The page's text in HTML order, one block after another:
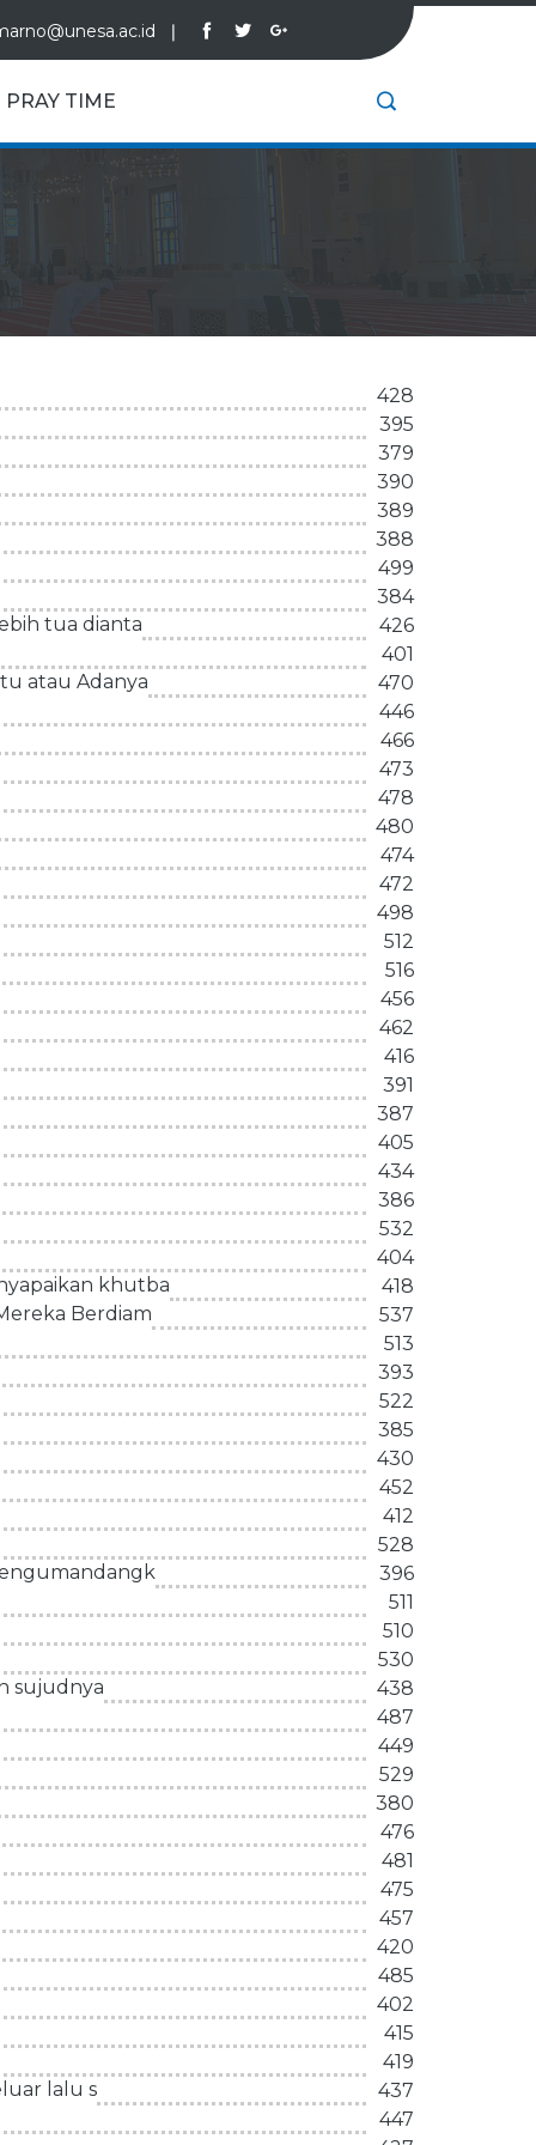
❘
PRAY TIME
428
395
379
390
389
388
499
384
tua dianta
426
401
atau Adanya
470
446
466
473
478
480
474
472
498
512
516
456
462
416
391
387
405
434
386
532
404
khutba
418
Berdiam
537
513
393
522
385
430
452
412
528
396
511
510
530
sujudnya
438
487
449
529
380
476
481
475
457
420
485
402
415
419
lalu s
437
447